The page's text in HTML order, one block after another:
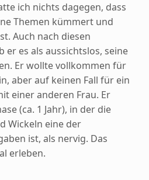
ich nichts dagegen, dass
Themen kümmert und
Auch nach diesen
er es als aussichtslos, seine
Er wollte vollkommen für
aber auf keinen Fall für ein
einer anderen Frau. Er
(ca. 1 Jahr), in der die
Wickeln eine der
ist, als nervig. Das
erleben.